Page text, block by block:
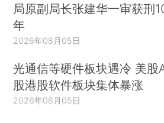
局原副局长张建华一审获刑
年
2026年08月05日
光通信等硬件板块遇冷 美股
股港股软件板块集体暴涨
2026年08月05日